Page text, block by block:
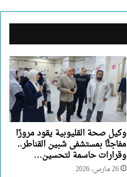
وكيل صحة القليوبية يقود مرورًا
مفاجئًا بمستشفى شبين القناطر..
وقرارات حاسمة لتحسين…
26 مارس، 2026